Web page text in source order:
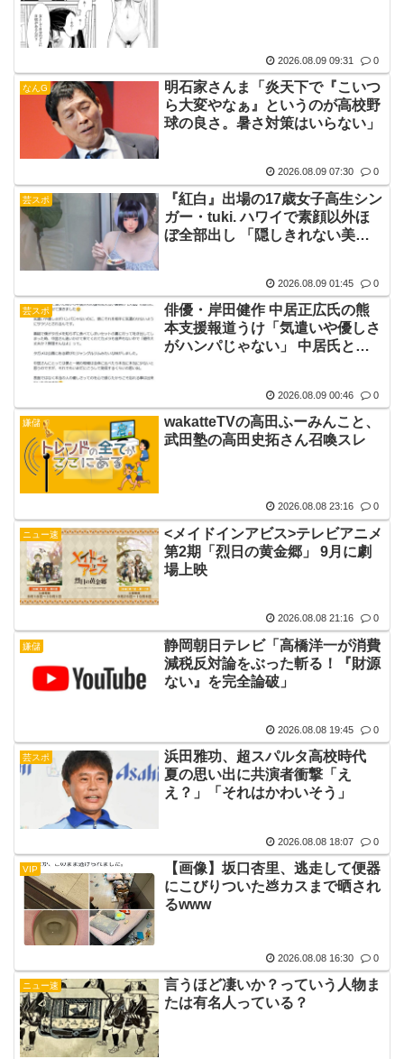
2026.08.09 09:31 0
なんG
明石家さんま「炎天下で『こいつ
ら大変やなぁ』というのが高校野
球の良さ。暑さ対策はいらない」
2026.08.09 07:30 0
芸スポ
『紅白』出場の17歳女子高生シン
ガー・tuki. ハワイで素顔以外ほ
ぼ全部出し 「隠しきれない美
2026.08.09 01:45 0
芸スポ
俳優・岸田健作 中居正広氏の熊
本支援報道うけ「気遣いや優しさ
がハンパじゃない」 中居氏との
2026.08.09 00:46 0
嫌儲
wakatteTVの高田ふーみんこと、
武田塾の高田史拓さん召喚スレ
2026.08.08 23:16 0
ニュー速
<メイドインアビス>テレビアニメ
第2期「烈日の黄金郷」 9月に劇
場上映
2026.08.08 21:16 0
嫌儲
静岡朝日テレビ「高橋洋一が消費
減税反対論をぶった斬る！『財源
ない』を完全論破」
2026.08.08 19:45 0
芸スポ
浜田雅功、超スパルタ高校時代
夏の思い出に共演者衝撃「え
え？」「それはかわいそう」
2026.08.08 18:07 0
VIP
【画像】坂口杏里、逃走して便器
にこびりついた💩カスまで晒され
るwww
2026.08.08 16:30 0
ニュー速
言うほど凄いか？っていう人物ま
たは有名人っている？